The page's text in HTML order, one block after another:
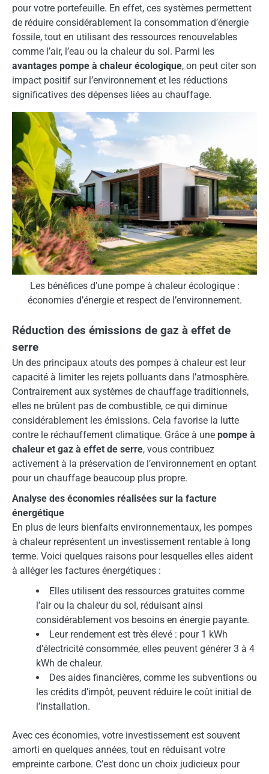
pour votre portefeuille. En effet, ces systèmes permettent
de réduire considérablement la consommation d’énergie
fossile, tout en utilisant des ressources renouvelables
comme l’air, l’eau ou la chaleur du sol. Parmi les
avantages pompe à chaleur écologique, on peut citer son
impact positif sur l’environnement et les réductions
significatives des dépenses liées au chauffage.
Les bénéfices d’une pompe à chaleur écologique :
économies d’énergie et respect de l’environnement.
Réduction des émissions de gaz à effet de
serre
Un des principaux atouts des pompes à chaleur est leur
capacité à limiter les rejets polluants dans l’atmosphère.
Contrairement aux systèmes de chauffage traditionnels,
elles ne brûlent pas de combustible, ce qui diminue
considérablement les émissions. Cela favorise la lutte
contre le réchauffement climatique. Grâce à une pompe à
chaleur et gaz à effet de serre, vous contribuez
activement à la préservation de l’environnement en optant
pour un chauffage beaucoup plus propre.
Analyse des économies réalisées sur la facture
énergétique
En plus de leurs bienfaits environnementaux, les pompes
à chaleur représentent un investissement rentable à long
terme. Voici quelques raisons pour lesquelles elles aident
à alléger les factures énergétiques :
Elles utilisent des ressources gratuites comme
l’air ou la chaleur du sol, réduisant ainsi
considérablement vos besoins en énergie payante.
Leur rendement est très élevé : pour 1 kWh
d’électricité consommée, elles peuvent générer 3 à 4
kWh de chaleur.
Des aides financières, comme les subventions ou
les crédits d’impôt, peuvent réduire le coût initial de
l’installation.
Avec ces économies, votre investissement est souvent
amorti en quelques années, tout en réduisant votre
empreinte carbone. C’est donc un choix judicieux pour